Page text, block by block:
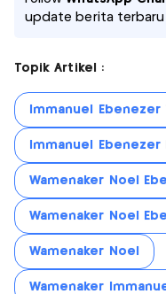
update berita terbaru
Topik Artikel :
Immanuel Ebenezer
Immanuel Ebenezer
Wamenaker Noel
Wamenaker Noel
Wamenaker Noel
Wamenaker